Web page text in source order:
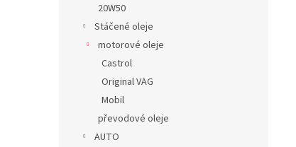
20W50
Stáčené oleje
motorové oleje
Castrol
Original VAG
Mobil
převodové oleje
AUTO